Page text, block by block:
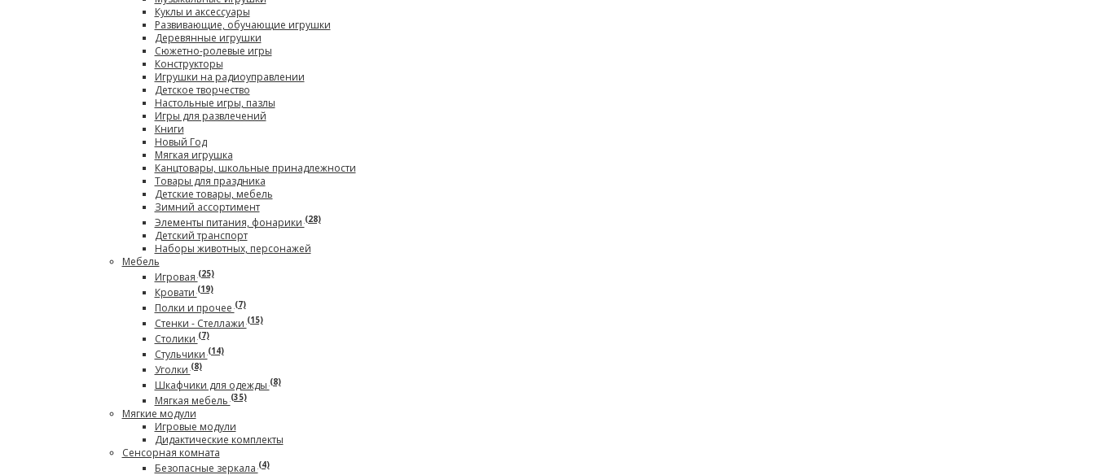
Куклы и аксессуары
Развивающие, обучающие игрушки
Деревянные игрушки
Сюжетно-ролевые игры
Конструкторы
Игрушки на радиоуправлении
Детское творчество
Настольные игры, пазлы
Игры для развлечений
Книги
Новый Год
Мягкая игрушка
Канцтовары, школьные принадлежности
Товары для праздника
Детские товары, мебель
Зимний ассортимент
Элементы питания, фонарики(28)
Детский транспорт
Наборы животных, персонажей
Мебель
Игровая(25)
Кровати(19)
Полки и прочее(7)
Стенки - Стеллажи(15)
Столики(7)
Стульчики(14)
Уголки(8)
Шкафчики для одежды(8)
Мягкая мебель(35)
Мягкие модули
Игровые модули
Дидактические комплекты
Сенсорная комната
Безопасные зеркала(4)